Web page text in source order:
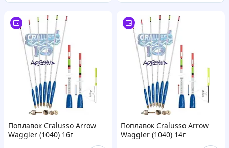
Поплавок Cralusso Arrow
Waggler (1040) 16г
Поплавок Cralusso Arrow
Waggler (1040) 14г